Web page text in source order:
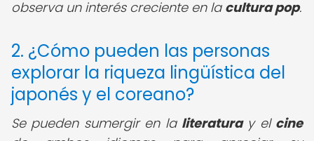
observa un interés creciente en la cultura pop.
2. ¿Cómo pueden las personas
explorar la riqueza lingüística del
japonés y el coreano?
Se pueden sumergir en la literaturay el cine